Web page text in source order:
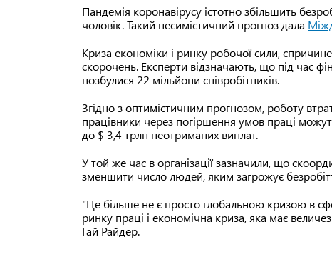
Пандемія коронавірусу істотно збільшить
чоловік. Такий песимістичний прогноз дала
Криза економіки і ринку робочої сили,
скорочень. Експерти відзначають, що під час
позбулися 22 мільйони співробітників.
Згідно з оптимістичним прогнозом, роботу
працівники через погіршення умов праці
до $ 3,4 трлн неотриманих виплат.
У той же час в організації зазначили, що
зменшити число людей, яким загрожує
"Це більше не є просто глобальною кризою в
ринку праці і економічна криза, яка має
Гай Райдер.